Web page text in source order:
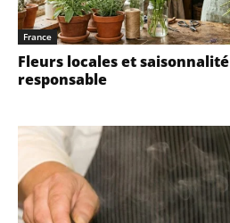
France
Fleurs locales et
responsable